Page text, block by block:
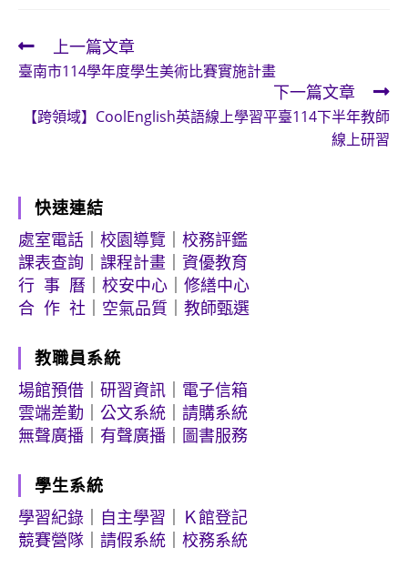
Read
more
articles
上一篇文章
臺南市114學年度學生美術比賽實施計畫
下一篇文章
【跨領域】CoolEnglish英語線上學習平臺114下半年教師
線上研習
快速連結
處室電話
校園導覽
校務評鑑
課表查詢
課程計畫
資優教育
行 事 曆
校安中心
修繕中心
合 作 社
空氣品質 教師甄選
教職員系統
場館預借
研習資訊
電子信箱
雲端差勤
公文系統
請購系統
無聲廣播
有聲廣播 圖書服務
學生系統
學習紀錄
自主學習
Ｋ館登記
競賽營隊
請假系統 校務系統